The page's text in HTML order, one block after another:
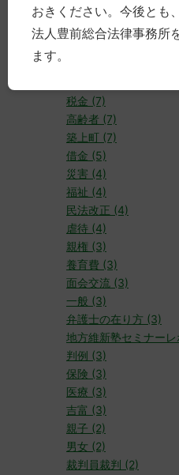
障害 (10)
消費者 (10)
税金 (7)
高齢者 (7)
築上町 (7)
借金 (5)
災害 (4)
福祉 (4)
民法改正 (4)
虐待 (4)
親権 (3)
養育費 (3)
面会交流 (3)
一般 (3)
弁護士の在り方 (3)
地方維新塾セミナー
判例 (3)
保険 (3)
医療 (3)
吉富 (3)
親子 (2)
男女 (2)
裁判員裁判 (2)
おきください。今後とも
法人豊前総合法律事務所
ます。